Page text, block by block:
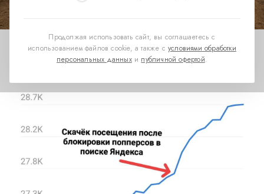
Продолжая использовать сайт, вы соглашаетесь с
использованием файлов cookie, а также сусловиями обработки
персональных данныхи публичной офертой.